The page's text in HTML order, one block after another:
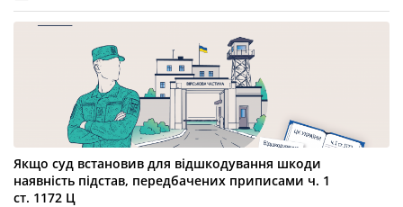
Якщо суд встановив для відшкодування шкоди
наявність підстав, передбачених приписами ч. 1
ст. 1172 Ц